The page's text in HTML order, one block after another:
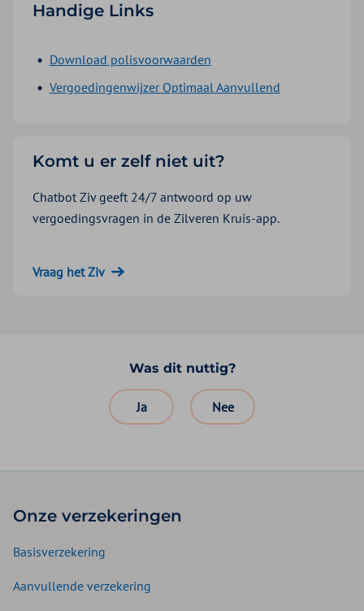
Handige Links
Download polisvoorwaarden
Vergoedingenwijzer Optimaal Aanvullend
Komt u er zelf niet uit?
Chatbot Ziv geeft 24/7 antwoord op uw
vergoedingsvragen in de Zilveren Kruis-app.
Vraag het Ziv
Was dit nuttig?
Ja Nee
Onze verzekeringen
Basisverzekering
Aanvullende verzekering